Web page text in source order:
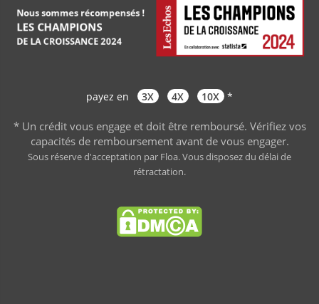
payez en 3X 4X 10X *
* Un crédit vous engage et doit être remboursé. Vérifiez vos
capacités de remboursement avant de vous engager.
Sous réserve d'acceptation par Floa. Vous disposez du délai de
rétractation.